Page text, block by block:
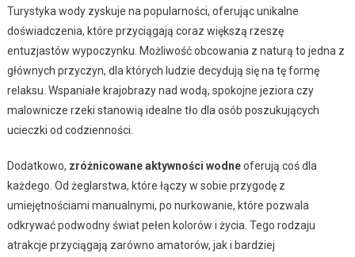
Turystyka wody zyskuje na popularności, oferując unikalne
doświadczenia, które przyciągają coraz większą rzeszę
entuzjastów wypoczynku. Możliwość obcowania z naturą to jedna z
głównych przyczyn, dla których ludzie decydują się na tę formę
relaksu. Wspaniałe krajobrazy nad wodą, spokojne jeziora czy
malownicze rzeki stanowią idealne tło dla osób poszukujących
ucieczki od codzienności.
Dodatkowo, zróżnicowane aktywności wodneoferują coś dla
każdego. Od żeglarstwa, które łączy w sobie przygodę z
umiejętnościami manualnymi, po nurkowanie, które pozwala
odkrywać podwodny świat pełen kolorów i życia. Tego rodzaju
atrakcje przyciągają zarówno amatorów, jak i bardziej